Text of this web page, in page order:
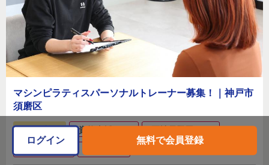
マシンピラティスパーソナルトレーナー募集！｜神戸市
須磨区
業務委託 資格支援あり
正社員登用あり
ログイン 無料で会員登録